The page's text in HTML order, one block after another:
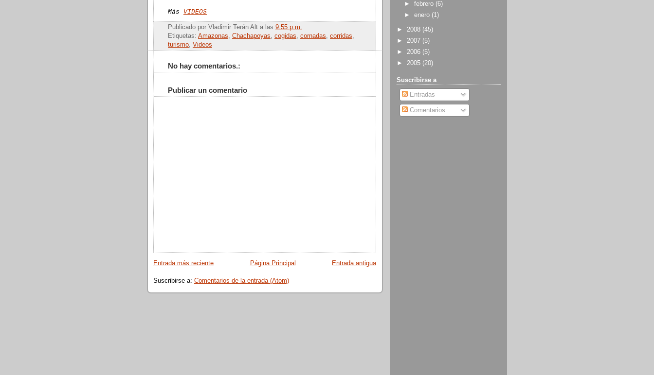
Más VIDEOS
Publicado por Vladimir Terán Alt a las 9:55 p.m.
Etiquetas: Amazonas, Chachapoyas, cogidas, cornadas, corridas,
turismo, Videos
No hay comentarios.:
Publicar un comentario
Entrada más reciente Entrada antigua
Página Principal
Suscribirse a: Comentarios de la entrada (Atom)
►febrero (6)
►enero (1)
► 2008 (45)
► 2007 (5)
► 2006 (5)
► 2005 (20)
Suscribirse a
Entradas
Comentarios